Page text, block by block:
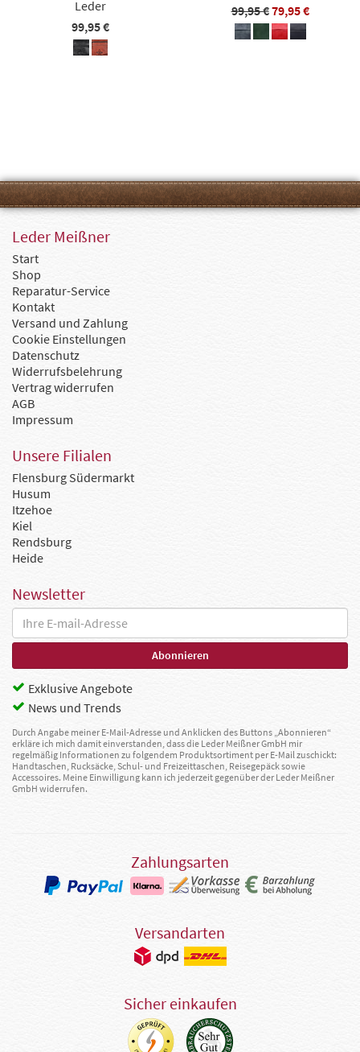
Leder
99,95 €
99,95 €79,95 €
Leder Meißner
Start
Shop
Reparatur-Service
Kontakt
Versand und Zahlung
Cookie Einstellungen
Datenschutz
Widerrufsbelehrung
Vertrag widerrufen
AGB
Impressum
Unsere Filialen
Flensburg Südermarkt
Husum
Itzehoe
Kiel
Rendsburg
Heide
Newsletter
Exklusive Angebote
News und Trends
Durch Angabe meiner E-Mail-Adresse und Anklicken des Buttons „Abonnieren“
erkläre ich mich damit einverstanden, dass die Leder Meißner GmbH mir
regelmäßig Informationen zu folgendem Produktsortiment per E-Mail zuschickt:
Handtaschen, Rucksäcke, Schul- und Freizeittaschen, Reisegepäck sowie
Accessoires. Meine Einwilligung kann ich jederzeit gegenüber der Leder Meißner
GmbH widerrufen.
Zahlungsarten
Versandarten
Sicher einkaufen